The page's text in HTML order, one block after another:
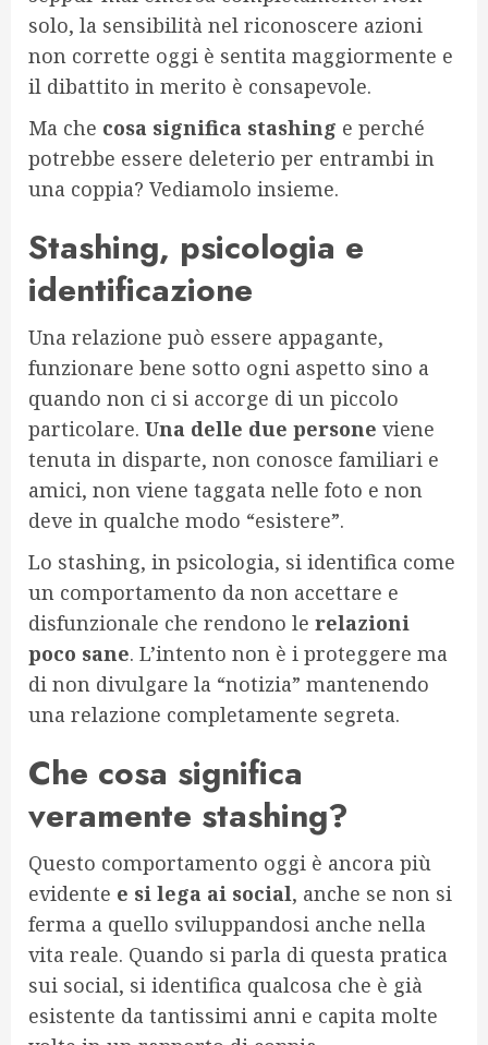
solo, la sensibilità nel riconoscere azioni
non corrette oggi è sentita maggiormente e
il dibattito in merito è consapevole.
Ma che cosa significa stashing e perché
potrebbe essere deleterio per entrambi in
una coppia? Vediamolo insieme.
Stashing, psicologia e
identificazione
Una relazione può essere appagante,
funzionare bene sotto ogni aspetto sino a
quando non ci si accorge di un piccolo
particolare. Una delle due persone viene
tenuta in disparte, non conosce familiari e
amici, non viene taggata nelle foto e non
deve in qualche modo “esistere”.
Lo stashing, in psicologia, si identifica come
un comportamento da non accettare e
disfunzionale che rendono le relazioni
poco sane. L’intento non è i proteggere ma
di non divulgare la “notizia” mantenendo
una relazione completamente segreta.
Che cosa significa
veramente stashing?
Questo comportamento oggi è ancora più
evidente e si lega ai social, anche se non si
ferma a quello sviluppandosi anche nella
vita reale. Quando si parla di questa pratica
sui social, si identifica qualcosa che è già
esistente da tantissimi anni e capita molte